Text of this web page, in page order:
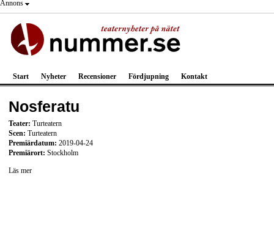
Annons
Start Nyheter Recensioner Fördjupning Kontakt
Nosferatu
Teater: Turteatern
Scen: Turteatern
Premiärdatum: 2019-04-24
Premiärort: Stockholm
Läs mer